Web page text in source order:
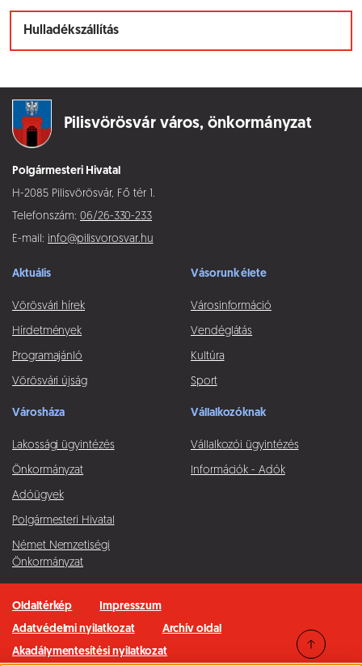
Hulladékszállítás
Pilisvörösvár város, önkormányzat
Polgármesteri Hivatal
H-2085 Pilisvörösvár, Fő tér 1.
Telefonszám: 06/26-330-233
E-mail: info@pilisvorosvar.hu
Aktuális
Vörösvári hírek
Hírdetmények
Programajánló
Vörösvári újság
Vásorunk élete
Városinformáció
Vendéglátás
Kultúra
Sport
Városháza
Lakossági ügyintézés
Önkormányzat
Adóügyek
Polgármesteri Hivatal
Német Nemzetiségi
Önkormányzat
Vállalkozóknak
Vállalkozói ügyintézés
Információk - Adók
Oldaltérkép
Impresszum
Adatvédelmi nyilatkozat
Archív oldal
Akadálymentesítési nyilatkozat